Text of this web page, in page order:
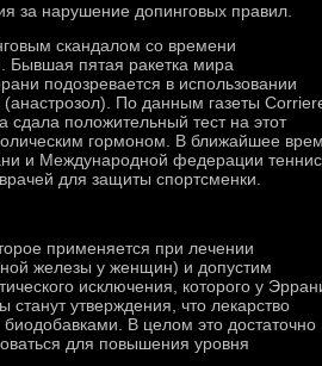
за нарушение допинговых правил.
скандалом со времени
пятая ракетка мира
подозревается в использовании
По данным газеты
сдала положительный тест на этот
гормоном. В ближайшее
и Международной федерации
для защиты спортсменки.
применяется при лечении
железы у женщин) и допустим
исключения, которого у
утверждения, что лекарство
В целом это достаточно
для повышения уровня